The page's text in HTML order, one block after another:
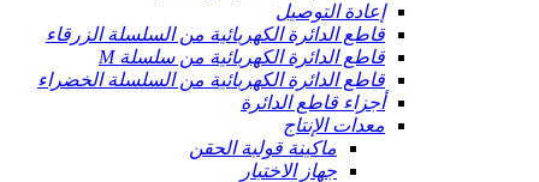
إعادة التوصيل
قاطع الدائرة الكهربائية من السلسلة الزرقاء
قاطع الدائرة الكهربائية من سلسلة M
قاطع الدائرة الكهربائية من السلسلة الخضراء
أجزاء قاطع الدائرة
معدات الإنتاج
ماكينة قولبة الحقن
جهاز الاختبار